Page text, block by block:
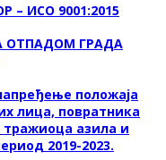
– ИСО 9001:2015
ОТПАДОМ ГРАДА
положаја
лица, повратника
тражиоца азила и
2019-2023.